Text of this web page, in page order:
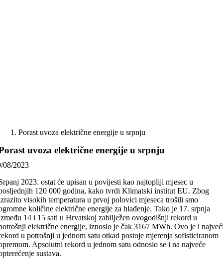
Porast uvoza električne energije u srpnju
uvoza električne energije u srpnju
08/2023
2023. ostat će upisan u povijesti kao najtopliji mjesec u
120 000 godina, kako tvrdi Klimatski institut EU. Zbog
visokih temperatura u prvoj polovici mjeseca trošili smo
količine električne energije za hlađenje. Tako je 17. srpnja
14 i 15 sati u Hrvatskoj zabilježen ovogodišnji rekord u
električne energije, iznosio je čak 3167 MWh. Ovo je i
u potrošnji u jednom satu otkad postoje mjerenja sofisticiranom
Apsolutni rekord u jednom satu odnosio se i na najveće
sustava.